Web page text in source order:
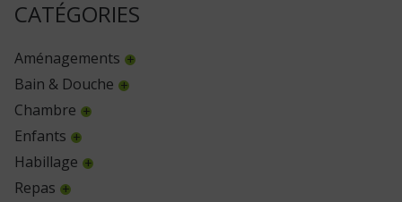
CATÉGORIES
Aménagements
Bain & Douche
Chambre
Enfants
Habillage
Repas